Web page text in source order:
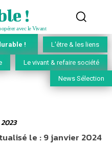
!
avec le Vivant
! L'être & les liens
Le vivant & refaire société
News Sélection
le :9 janvier 2024